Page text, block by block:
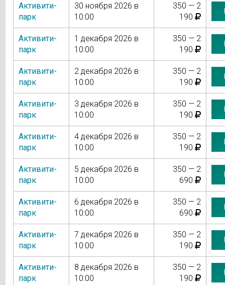
Активити-
парк
30 ноября 2026 в
10:00
350 — 2
190
Активити-
парк
1 декабря 2026 в
10:00
350 — 2
190
Активити-
парк
2 декабря 2026 в
10:00
350 — 2
190
Активити-
парк
3 декабря 2026 в
10:00
350 — 2
190
Активити-
парк
4 декабря 2026 в
10:00
350 — 2
190
Активити-
парк
5 декабря 2026 в
10:00
350 — 2
690
Активити-
парк
6 декабря 2026 в
10:00
350 — 2
690
Активити-
парк
7 декабря 2026 в
10:00
350 — 2
190
Активити-
парк
8 декабря 2026 в
10:00
350 — 2
190